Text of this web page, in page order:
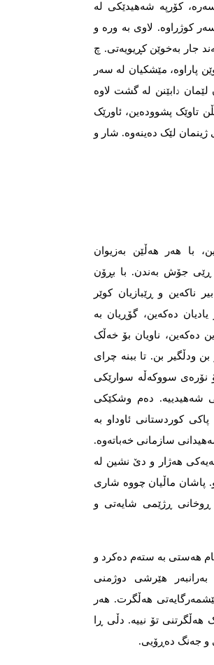
کۆرپە شەهیدێکی لە
کوژراوە. لاوی بە ورە و
جار بەخوێن کڕیویەتی. چ
پاراوە، مێشکیان لە سەر
دابێنن لە گشت لاوە
تاوێک پشوودەین، ئاورێک
ژینمان لێک دەینەوە. شار و
با هەر هەڵێن بەزیوان
ڕێی جۆش بەندن. با بڕۆن
ناکەین و ڕێبازیان کوێر
یادیان دەکەین، گۆڕیان بە
دەکەین، ناویان بۆ خەڵک
بن ودڵگیر بن. تا ببنە چرای
نۆرەی سووکەڵە سوارێکی
شەهیدییە. دەم وشکێکی
کوردستانی ئاوداو بە
سازمانی خەباتەوە.
هەژار و دێ نشین لە
پاشان ماڵیان چووە شاری
ڕوخانی ڕژێمی شایەتی و
هەستی بە ستەم دەکرد و
هێرشی دوژمنی
لە ساڵی 1359دا چەکی پێشمەرگایەتی هەڵگرت. هەر
تۆ نییە. دڵی ڕا
و جەنگ دەڕۆیی.